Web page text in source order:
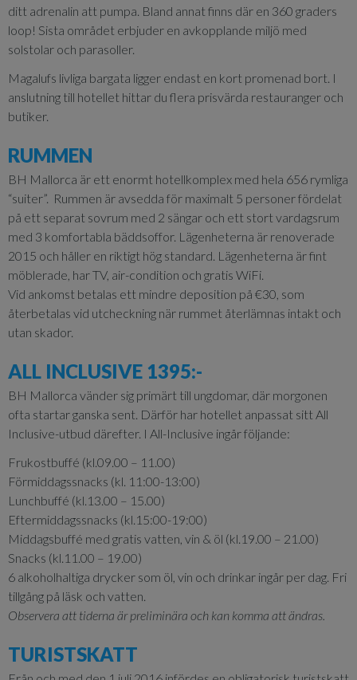
ditt adrenalin att pumpa. Bland annat finns där en 360 graders
loop! Sista området erbjuder en avkopplande miljö med
solstolar och parasoller.
Magalufs livliga bargata ligger endast en kort promenad bort. I
anslutning till hotellet hittar du flera prisvärda restauranger och
butiker.
RUMMEN
BH Mallorca är ett enormt hotellkomplex med hela 656 rymliga
“suiter”. Rummen är avsedda för maximalt 5 personer fördelat
på ett separat sovrum med 2 sängar och ett stort vardagsrum
med 3 komfortabla bäddsoffor. Lägenheterna är renoverade
2015 och håller en riktigt hög standard. Lägenheterna är fint
möblerade, har TV, air-condition och gratis WiFi.
Vid ankomst betalas ett mindre deposition på €30, som
återbetalas vid utcheckning när rummet återlämnas intakt och
utan skador.
ALL INCLUSIVE 1395:-
BH Mallorca vänder sig primärt till ungdomar, där morgonen
ofta startar ganska sent. Därför har hotellet anpassat sitt All
Inclusive-utbud därefter. I All-Inclusive ingår följande:
Frukostbuffé (kl.09.00 – 11.00)
Förmiddagssnacks (kl. 11:00-13:00)
Lunchbuffé (kl.13.00 – 15.00)
Eftermiddagssnacks (kl.15:00-19:00)
Middagsbuffé med gratis vatten, vin & öl (kl.19.00 – 21.00)
Snacks (kl.11.00 – 19.00)
6 alkoholhaltiga drycker som öl, vin och drinkar ingår per dag. Fri
tillgång på läsk och vatten.
Observera att tiderna är preliminära och kan komma att ändras.
TURISTSKATT